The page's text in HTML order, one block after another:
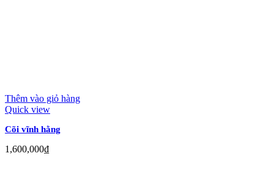
Thêm vào giỏ hàng
Quick view
Cõi vĩnh hằng
1,600,000₫